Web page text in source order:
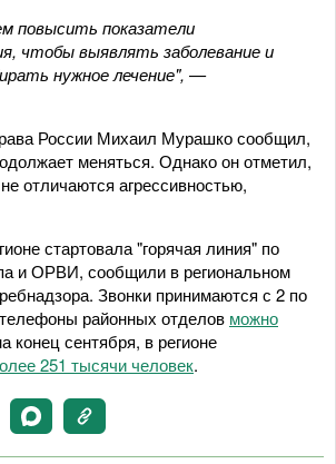
повысить показатели
чтобы выявлять заболевание и
нужное лечение", —
России Михаил Мурашко сообщил,
меняться. Однако он отметил,
отличаются агрессивностью,
стартовала "горячая линия" по
и ОРВИ, сообщили в региональном
Звонки принимаются с 2 по
районных отделов можно
конец сентября, в регионе
251 тысячи человек.